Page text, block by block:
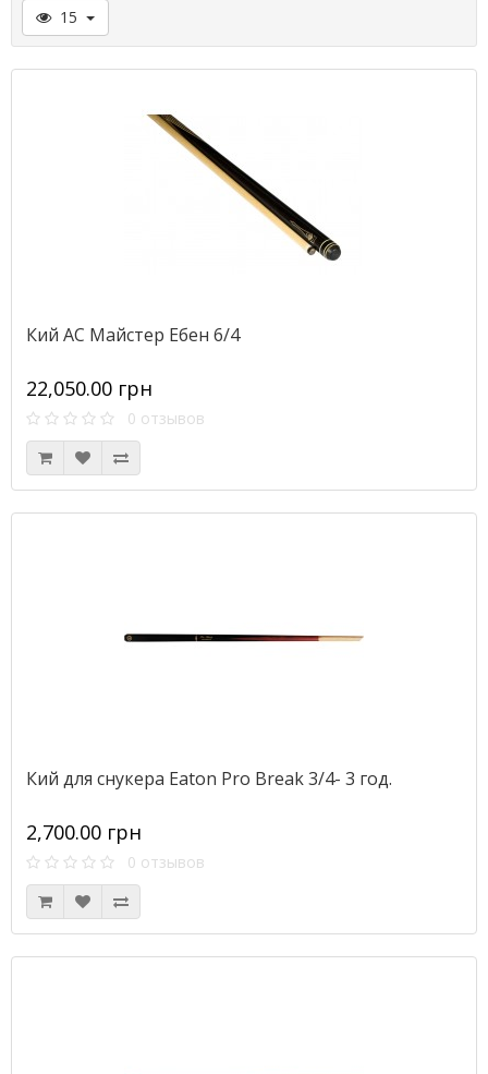
15
Кий АС Майстер Ебен 6/4
22,050.00 грн
0 отзывов
Кий для снукера Eaton Pro Break 3/4- 3 год.
2,700.00 грн
0 отзывов